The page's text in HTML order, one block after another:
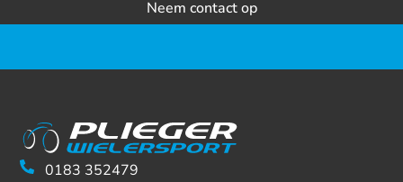
Neem contact op
0183 352479